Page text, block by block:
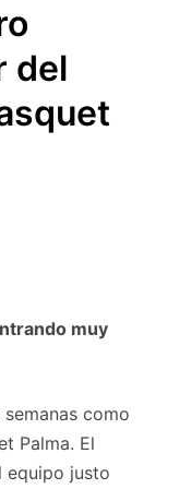
del
muy
como
Palma. El
equipo justo